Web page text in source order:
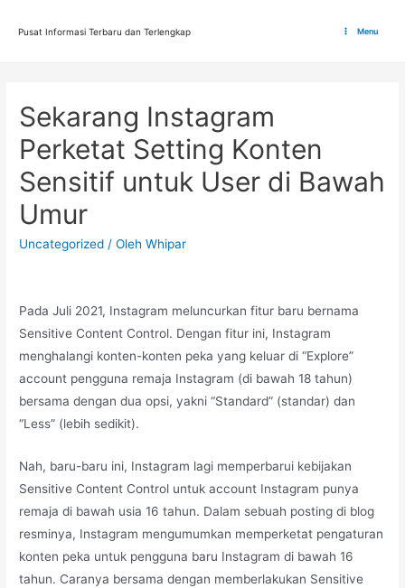
Pusat Informasi Terbaru dan Terlengkap Menu
Sekarang Instagram
Perketat Setting Konten
Sensitif untuk User di Bawah
Umur
Uncategorized / OlehWhipar
Pada Juli 2021, Instagram meluncurkan fitur baru bernama
Sensitive Content Control. Dengan fitur ini, Instagram
menghalangi konten-konten peka yang keluar di “Explore”
account pengguna remaja Instagram (di bawah 18 tahun)
bersama dengan dua opsi, yakni “Standard” (standar) dan
“Less” (lebih sedikit).
Nah, baru-baru ini, Instagram lagi memperbarui kebijakan
Sensitive Content Control untuk account Instagram punya
remaja di bawah usia 16 tahun. Dalam sebuah posting di blog
resminya, Instagram mengumumkan memperketat pengaturan
konten peka untuk pengguna baru Instagram di bawah 16
tahun. Caranya bersama dengan memberlakukan Sensitive